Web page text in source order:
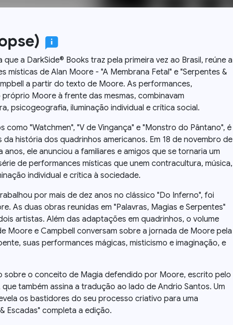
a DarkSide® Books traz pela primeira vez ao Brasil, reúne a
místicas de Alan Moore - "A Membrana Fetal" e "Serpentes &
a partir do texto de Moore. As performances,
Moore à frente das mesmas, combinavam
psicogeografia, iluminação individual e crítica social.
"Watchmen", "V de Vingança" e "Monstro do Pântano", é
história dos quadrinhos americanos. Em 18 de novembro de
anos, ele anunciou a familiares e amigos que se tornaria um
de performances místicas que unem contracultura, música,
individual e crítica à sociedade.
por mais de dez anos no clássico "Do Inferno", foi
As duas obras reunidas em "Palavras, Magias e Serpentes"
artistas. Além das adaptações em quadrinhos, o volume
Moore e Campbell conversam sobre a jornada de Moore pela
suas performances mágicas, misticismo e imaginação, e
sobre o conceito de Magia defendido por Moore, escrito pelo
também assina a tradução ao lado de Andrio Santos. Um
os bastidores do seu processo criativo para uma
Escadas" completa a edição.